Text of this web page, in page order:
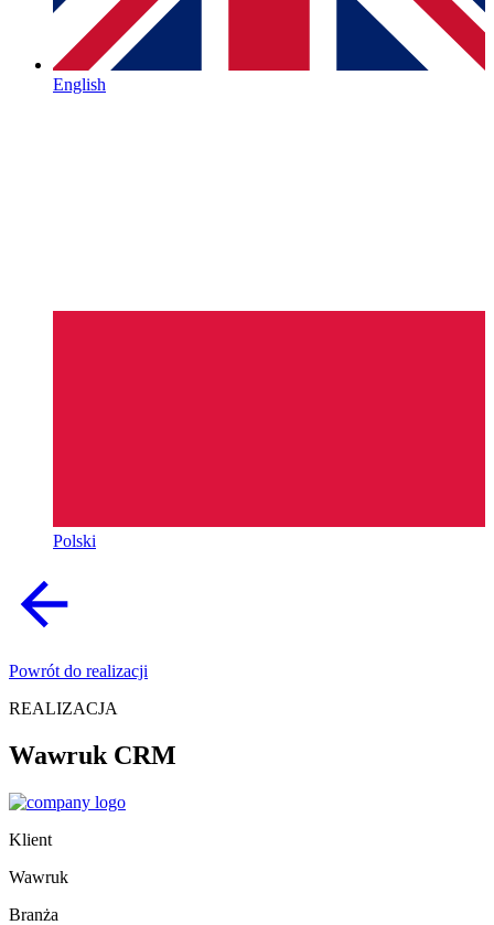
English
Polski
Powrót do realizacji
REALIZACJA
Wawruk CRM
Klient
Wawruk
Branża